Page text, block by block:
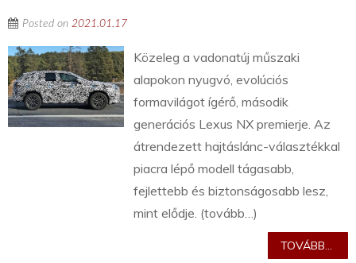
Posted on 2021.01.17
Közeleg a vadonatúj műszaki
alapokon nyugvó, evolúciós
formavilágot ígérő, második
generációs Lexus NX premierje. Az
átrendezett hajtáslánc-választékkal
piacra lépő modell tágasabb,
fejlettebb és biztonságosabb lesz,
mint elődje. (tovább…)
TOVÁBB...